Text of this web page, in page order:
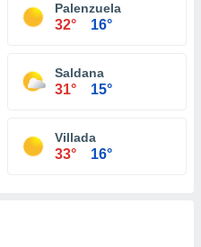
Palenzuela
32° 16°
Saldana
31° 15°
Villada
33° 16°